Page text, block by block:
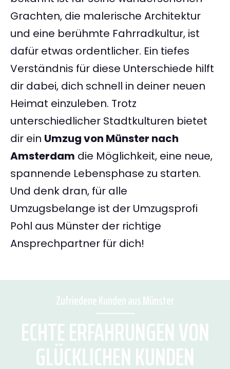
Grachten, die malerische Architektur
und eine berühmte Fahrradkultur, ist
dafür etwas ordentlicher. Ein tiefes
Verständnis für diese Unterschiede hilft
dir dabei, dich schnell in deiner neuen
Heimat einzuleben. Trotz
unterschiedlicher Stadtkulturen bietet
dir ein Umzug von Münster nach
Amsterdam die Möglichkeit, eine neue,
spannende Lebensphase zu starten.
Und denk dran, für alle
Umzugsbelange ist der Umzugsprofi
Pohl aus Münster der richtige
Ansprechpartner für dich!
Zufriedene Kunden aus Münster
ECHTE ERFAHRUNGEN VON
GLÜCKLICHEN KUNDEN